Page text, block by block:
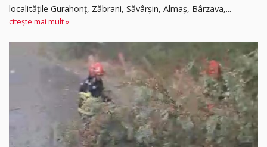
localitățile Gurahonț, Zăbrani, Săvârșin, Almaș, Bârzava,...
citește mai mult »